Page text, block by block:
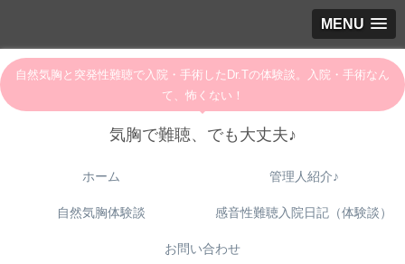
MENU
自然気胸と突発性難聴で入院・手術したDr.Tの体験談。入院・手術なん
て、怖くない！
気胸で難聴、でも大丈夫♪
ホーム 管理人紹介♪
自然気胸体験談 感音性難聴入院日記（体験談）
お問い合わせ